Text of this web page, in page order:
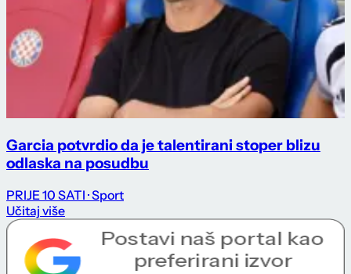
Garcia potvrdio da je talentirani stoper blizu
odlaska na posudbu
PRIJE 10 SATI · Sport
Učitaj više